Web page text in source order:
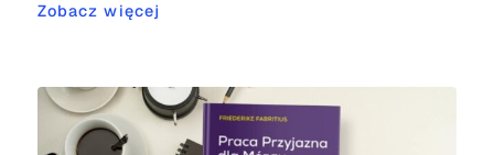
Zobacz więcej